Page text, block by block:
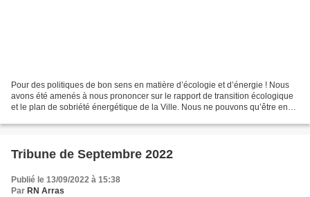
Pour des politiques de bon sens en matière d’écologie et d’énergie ! Nous
avons été amenés à nous prononcer sur le rapport de transition écologique
et le plan de sobriété énergétique de la Ville. Nous ne pouvons qu’être en
Tribune de Septembre 2022
Publié le 13/09/2022 à 15:38
Par RN Arras